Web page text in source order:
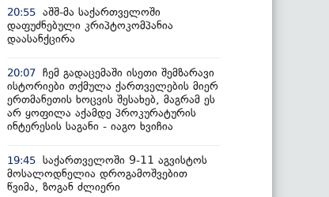
20:55 აშშ-მა საქართველოში
დაფუძნებული კრიპტოკომპანია
დაასანქცირა
20:07 ჩემ გადაცემაში ისეთი შემზარავი
ისტორიები თქმულა ქართველების მიერ
ერთმანეთის ხოცვის შესახებ, მაგრამ ეს
არ ყოფილა აქამდე პროკურატურის
ინტერესის საგანი - იაგო ხვიჩია
19:45 საქართველოში 9-11 აგვისტოს
მოსალოდნელია დროგამოშვებით
წვიმა, ზოგან ძლიერი